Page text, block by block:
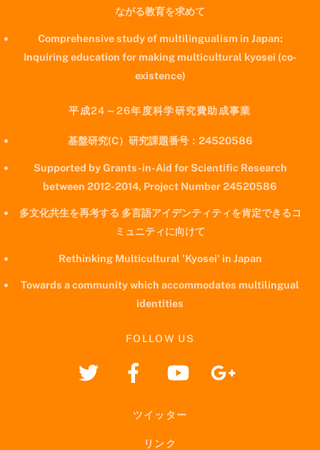
ながる教育を求めて
Comprehensive study of multilingualism in Japan:
Inquiring education for making multicultural kyosei (co-
existence)
平成24～26年度科学研究費助成事業
基盤研究(C）研究課題番号：24520586
Supported by Grants-in-Aid for Scientific Research
between 2012-2014, Project Number 24520586
多文化共生を再考する 多言語アイデンティティを肯定できるコ
ミュニティに向けて
Rethinking Multicultural 'Kyosei' in Japan
Towards a community which accommodates multilingual
identities
FOLLOW US
ツイッター
リンク